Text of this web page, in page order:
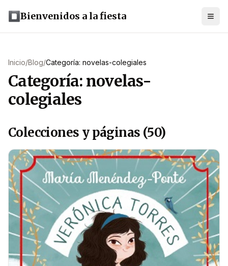
Bienvenidos a la fiesta
Inicio/Blog/Categoría: novelas-colegiales
Categoría: novelas-
colegiales
Colecciones y páginas (50)